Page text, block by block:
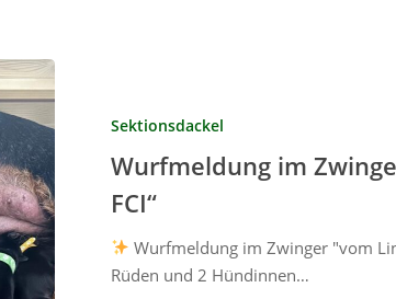
Sektionsdackel
Wurfmeldung im
FCI“
Wurfmeldung im Zwinger "vom
Rüden und 2 Hündinnen…